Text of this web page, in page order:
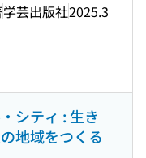
学芸出版社2025.3
シティ : 生き
地域をつくる